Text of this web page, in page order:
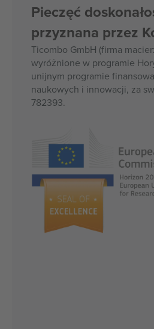
Pieczęć
przyznana przez
Ticombo GmbH (firma
wyróżnione w programie
unijnym programie
naukowych i innowacji, za
782393.